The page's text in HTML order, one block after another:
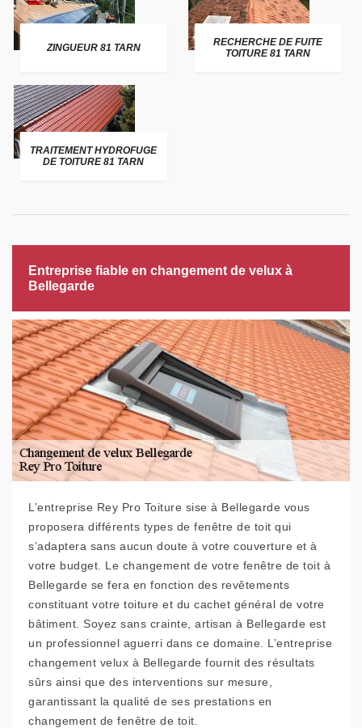
ZINGUEUR 81 TARN
RECHERCHE DE FUITE
TOITURE 81 TARN
TRAITEMENT HYDROFUGE
DE TOITURE 81 TARN
Entreprise fiable en changement de velux à
Bellegarde
L’entreprise Rey Pro Toiture sise à Bellegarde vous
proposera différents types de fenêtre de toit qui
s’adaptera sans aucun doute à votre couverture et à
votre budget. Le changement de votre fenêtre de toit à
Bellegarde se fera en fonction des revêtements
constituant votre toiture et du cachet général de votre
bâtiment. Soyez sans crainte, artisan à Bellegarde est
un professionnel aguerri dans ce domaine. L’entreprise
changement velux à Bellegarde fournit des résultats
sûrs ainsi que des interventions sur mesure,
garantissant la qualité de ses prestations en
changement de fenêtre de toit.